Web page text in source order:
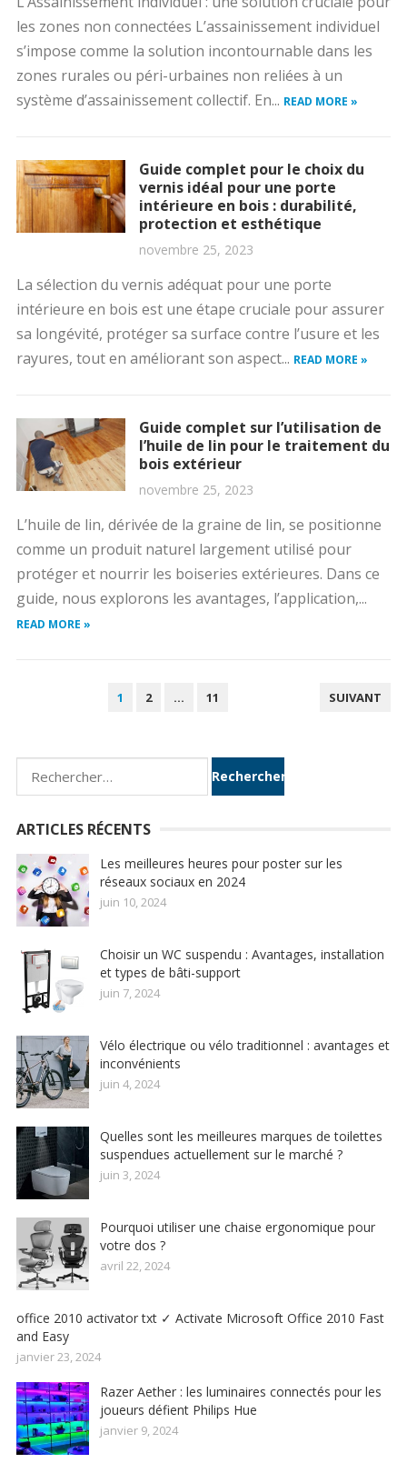
les zones non connectées L’assainissement individuel
s’impose comme la solution incontournable dans les
zones rurales ou péri-urbaines non reliées à un
système d’assainissement collectif. En... READ MORE »
Guide complet pour le choix du
vernis idéal pour une porte
intérieure en bois : durabilité,
protection et esthétique
novembre 25, 2023
La sélection du vernis adéquat pour une porte
intérieure en bois est une étape cruciale pour assurer
sa longévité, protéger sa surface contre l’usure et les
rayures, tout en améliorant son aspect... READ MORE »
Guide complet sur l’utilisation de
l’huile de lin pour le traitement du
bois extérieur
novembre 25, 2023
L’huile de lin, dérivée de la graine de lin, se positionne
comme un produit naturel largement utilisé pour
protéger et nourrir les boiseries extérieures. Dans ce
guide, nous explorons les avantages, l’application,...
READ MORE »
1 2 … 11 SUIVANT
Rechercher :
ARTICLES RÉCENTS
Les meilleures heures pour poster sur les
réseaux sociaux en 2024
juin 10, 2024
Choisir un WC suspendu : Avantages, installation
et types de bâti-support
juin 7, 2024
Vélo électrique ou vélo traditionnel : avantages et
inconvénients
juin 4, 2024
Quelles sont les meilleures marques de toilettes
suspendues actuellement sur le marché ?
juin 3, 2024
Pourquoi utiliser une chaise ergonomique pour
votre dos ?
avril 22, 2024
office 2010 activator txt ✓ Activate Microsoft Office 2010 Fast
and Easy
janvier 23, 2024
Razer Aether : les luminaires connectés pour les
joueurs défient Philips Hue
janvier 9, 2024